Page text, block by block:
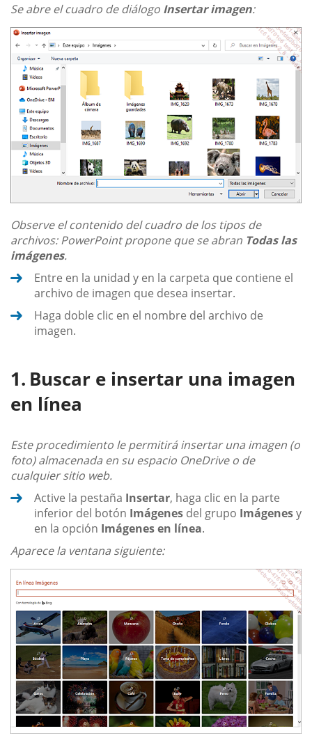
Se abre el cuadro de diálogo Insertar imagen:
Observe el contenido del cuadro de los tipos de
archivos: PowerPoint propone que se abran Todas las
imágenes.
Entre en la unidad y en la carpeta que contiene el
archivo de imagen que desea insertar.
Haga doble clic en el nombre del archivo de
imagen.
Buscar e insertar una imagen
en línea
Este procedimiento le permitirá insertar una imagen (o
foto) almacenada en su espacio OneDrive o de
cualquier sitio web.
Active la pestaña Insertar, haga clic en la parte
inferior del botón Imágenes del grupo Imágenesy
en la opción Imágenes en línea.
Aparece la ventana siguiente: